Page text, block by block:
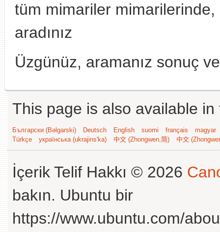
tüm mimariler mimarilerinde,
aradınız
Üzgünüz, aramanız sonuç
This page is also available
Български (Bəlgarski) Deutsch English suomi français
magyar
Türkçe
українська (ukrajins'ka) 中文 (Zhongwen,简) 中文
İçerik Telif Hakkı © 2026
bakın. Ubuntu bir
https://www.ubuntu.com/